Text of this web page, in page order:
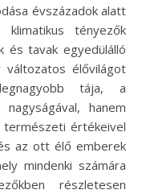
évszázadok alatt
tényezők
és tavak egyedülálló
változatos élővilágot
tája, a
hanem
természeti értékeivel
az ott élő emberek
mindenki számára
részletesen